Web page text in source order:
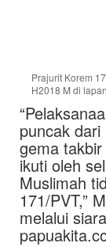
Prajurit Korem
H2018 M di
puncak
gema
ikuti oleh
Muslimah
171/PVT,”
melalui